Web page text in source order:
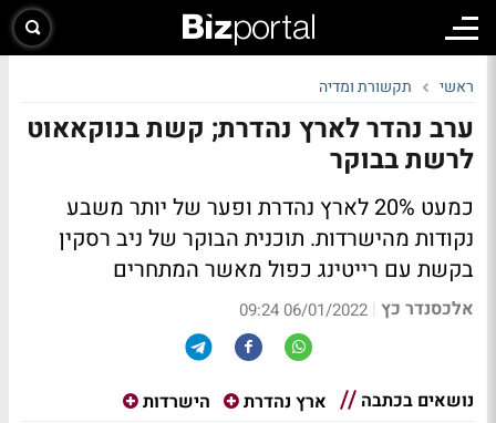
ראשי תקשורת ומדיה
ערב נהדר לארץ נהדרת; קשת בנוקאאוט
לרשת בבוקר
כמעט 20% לארץ נהדרת ופער של יותר משבע
נקודות מהישרדות. תוכנית הבוקר של ניב רסקין
בקשת עם רייטינג כפול מאשר המתחרים
אלכסנדר כץ |
06/01/2022 09:24
נושאים בכתבה ארץ נהדרת הישרדות